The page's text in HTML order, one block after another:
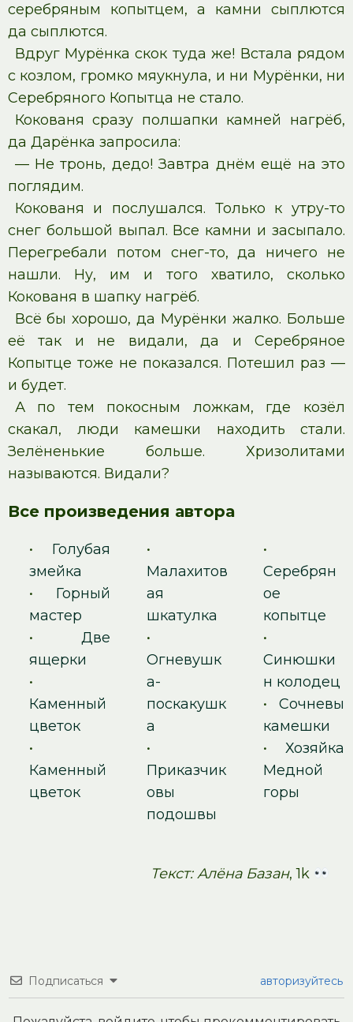
серебряным копытцем, а камни сыплются
да сыплются.
Вдруг Мурёнка скок туда же! Встала рядом
с козлом, громко мяукнула, и ни Мурёнки, ни
Серебряного Копытца не стало.
Кокованя сразу полшапки камней нагрёб,
да Дарёнка запросила:
— Не тронь, дедо! Завтра днём ещё на это
поглядим.
Кокованя и послушался. Только к утру-то
снег большой выпал. Все камни и засыпало.
Перегребали потом снег-то, да ничего не
нашли. Ну, им и того хватило, сколько
Кокованя в шапку нагрёб.
Всё бы хорошо, да Мурёнки жалко. Больше
её так и не видали, да и Серебряное
Копытце тоже не показался. Потешил раз —
и будет.
А по тем покосным ложкам, где козёл
скакал, люди камешки находить стали.
Зелёненькие больше. Хризолитами
называются. Видали?
Все произведения автора
• Голубая
змейка
• Горный
мастер
• Две
ящерки
•
Каменный
цветок
•
Каменный
цветок
•
Малахитов
ая
шкатулка
•
Огневушк
а-
поскакушк
а
•
Приказчик
овы
подошвы
•
Серебрян
ое
копытце
•
Синюшки
н колодец
•Сочневы
камешки
•Хозяйка
Медной
горы
Текст: Алёна Базан, 1k
Подписаться авторизуйтесь